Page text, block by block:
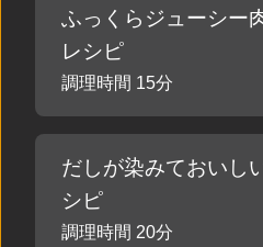
ふっくらジューシー
レシピ
調理時間 15分
だしが染みておいし
シピ
調理時間 20分